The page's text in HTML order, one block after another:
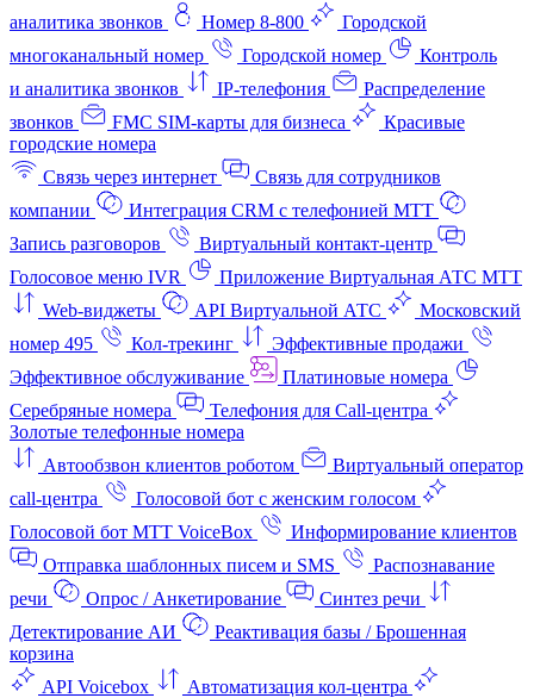
аналитика звонков
Номер 8-800
Городской
многоканальный номер
Городской номер
Контроль
и аналитика звонков
IP-телефония
Распределение
звонков
FMC SIM-карты для бизнеса
Красивые
городские номера
Связь через интернет
Связь для сотрудников
компании
Интеграция CRM с телефонией МТТ
Запись разговоров
Виртуальный контакт‑центр
Голосовое меню IVR
Приложение Виртуальная АТС МТТ
Web-виджеты
API Виртуальной АТС
Московский
номер 495
Кол-трекинг
Эффективные продажи
Эффективное обслуживание
Платиновые номера
Серебряные номера
Телефония для Call-центра
Золотые телефонные номера
Автообзвон клиентов роботом
Виртуальный оператор
call-центра
Голосовой бот с женским голосом
Голосовой бот МТТ VoiceBox
Информирование клиентов
Отправка шаблонных писем и SMS
Распознавание
речи
Опрос / Анкетирование
Синтез речи
Детектирование АИ
Реактивация базы / Брошенная
корзина
API Voicebox
Автоматизация кол‑центра